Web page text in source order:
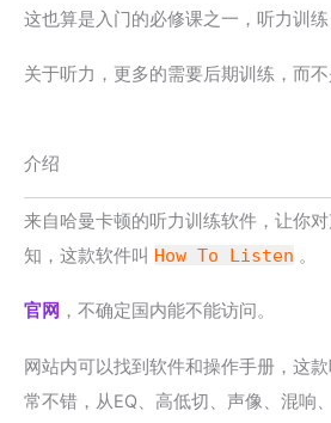
这也算是入门的必修课之一，听力训练
关于听力，更多的需要后期训练，而不
介绍
来自哈曼卡顿的听力训练软件，让你
知，这款软件叫 How To Listen 。
官网 ，不确定国内能不能访问。
网站内可以找到软件和操作手册，这
常不错，从EQ、高低切、声像、混响